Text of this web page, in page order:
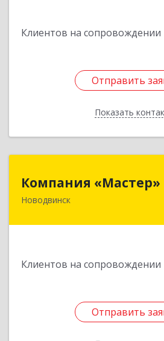
Клиентов на сопровождении
Отправить
Показать
Отправить
Назад
Компания «Мастер»
Новодвинск
Клиентов на сопровождении
Отправить
164902, Архангельская
Отправить